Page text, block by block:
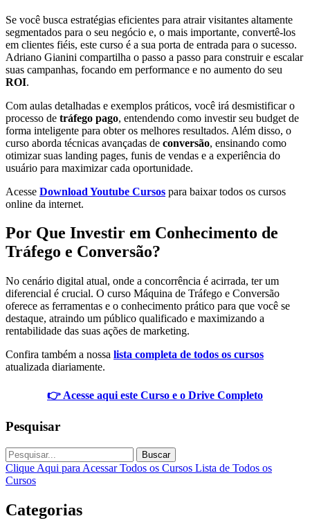
Se você busca estratégias eficientes para atrair visitantes altamente
segmentados para o seu negócio e, o mais importante, convertê-los
em clientes fiéis, este curso é a sua porta de entrada para o sucesso.
Adriano Gianini compartilha o passo a passo para construir e escalar
suas campanhas, focando em performance e no aumento do seu
ROI.
Com aulas detalhadas e exemplos práticos, você irá desmistificar o
processo de tráfego pago, entendendo como investir seu budget de
forma inteligente para obter os melhores resultados. Além disso, o
curso aborda técnicas avançadas de conversão, ensinando como
otimizar suas landing pages, funis de vendas e a experiência do
usuário para maximizar cada oportunidade.
Acesse Download Youtube Cursos para baixar todos os cursos
online da internet.
Por Que Investir em Conhecimento de
Tráfego e Conversão?
No cenário digital atual, onde a concorrência é acirrada, ter um
diferencial é crucial. O curso Máquina de Tráfego e Conversão
oferece as ferramentas e o conhecimento prático para que você se
destaque, atraindo um público qualificado e maximizando a
rentabilidade das suas ações de marketing.
Confira também a nossa lista completa de todos os cursos
atualizada diariamente.
👉 Acesse aqui este Curso e o Drive Completo
Pesquisar
Buscar
Clique Aqui para Acessar Todos os Cursos Lista de Todos os
Cursos
Categorias